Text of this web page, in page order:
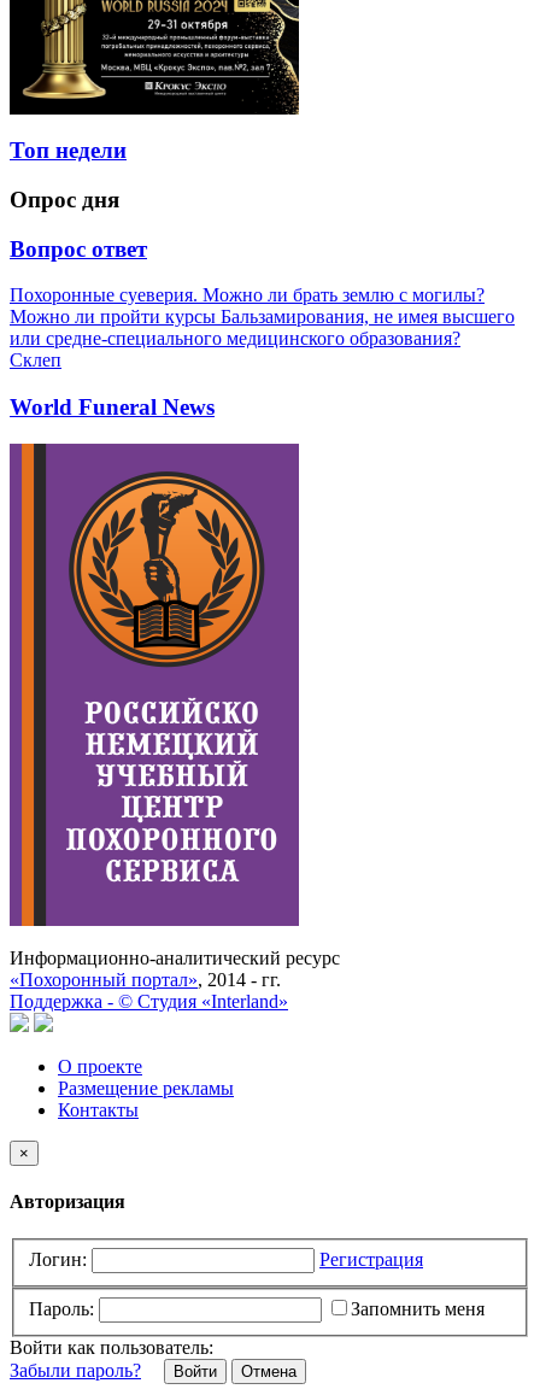
Топ недели
Опрос дня
Вопрос ответ
Похоронные суеверия. Можно ли брать землю с могилы?
Можно ли пройти курсы Бальзамирования, не имея высшего
или средне-специального медицинского образования?
Склеп
World Funeral News
Информационно-аналитический ресурс
«Похоронный портал», 2014 - гг.
Поддержка - © Cтудия «Interland»
О проекте
Размещение рекламы
Контакты
×
Авторизация
Логин: Регистрация
Пароль:
Запомнить меня
Войти как пользователь:
Забыли пароль?
Отмена